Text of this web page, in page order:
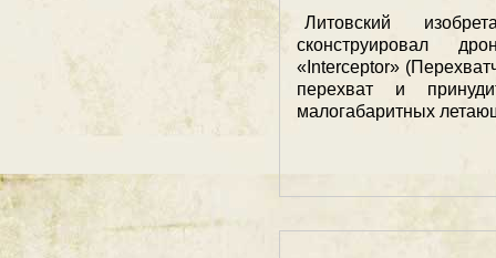
Литовский
сконструировал
«Interceptor»
перехват и
малогабаритных